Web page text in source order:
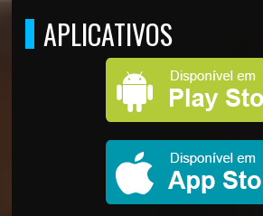
APLICATIVOS